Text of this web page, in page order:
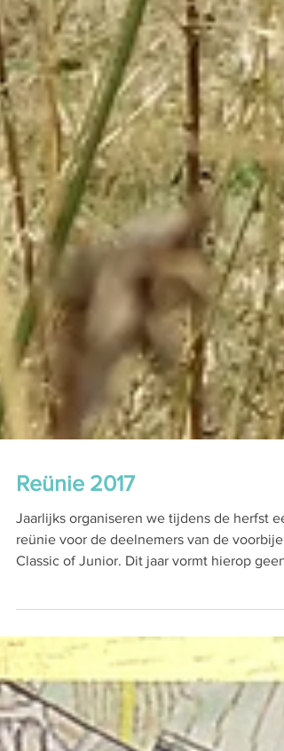
Reünie 2017
Jaarlijks organiseren we tijdens de herfst
Classic of Junior. Dit jaar vormt hierop